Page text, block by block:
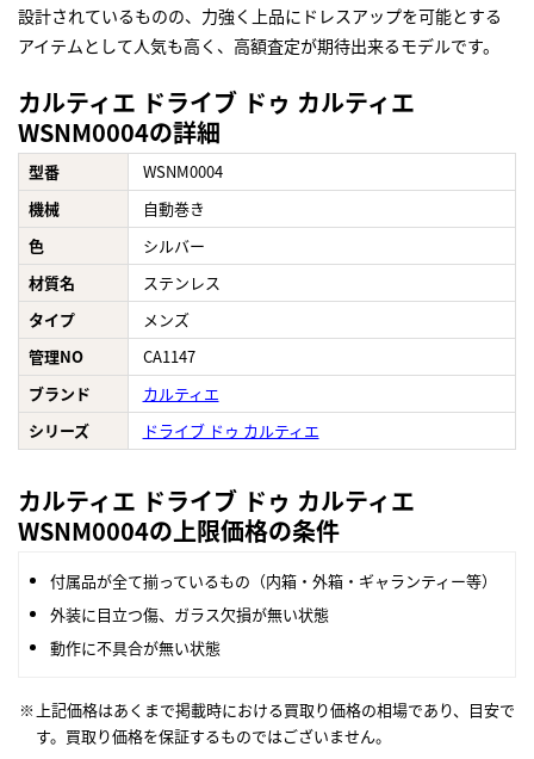
設計されているものの、力強く上品にドレスアップを可能とする
アイテムとして人気も高く、高額査定が期待出来るモデルです。
カルティエ ドライブ ドゥ カルティエ
WSNM0004の詳細
型番
WSNM0004
機械
自動巻き
色
シルバー
材質名
ステンレス
タイプ
メンズ
管理NO
CA1147
ブランド
カルティエ
シリーズ
ドライブ ドゥ カルティエ
カルティエ ドライブ ドゥ カルティエ
WSNM0004の上限価格の条件
付属品が全て揃っているもの（内箱・外箱・ギャランティー等）
外装に目立つ傷、ガラス欠損が無い状態
動作に不具合が無い状態
上記価格はあくまで掲載時における買取り価格の相場であり、目安で
す。買取り価格を保証するものではございません。